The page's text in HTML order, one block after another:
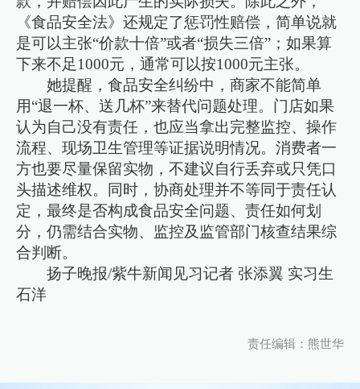
《食品安全法》还规定了惩罚性赔偿，简单说就
是可以主张“价款十倍”或者“损失三倍”；如果算
下来不足1000元，通常可以按1000元主张。
她提醒，食品安全纠纷中，商家不能简单
用“退一杯、送几杯”来替代问题处理。门店如果
认为自己没有责任，也应当拿出完整监控、操作
流程、现场卫生管理等证据说明情况。消费者一
方也要尽量保留实物，不建议自行丢弃或只凭口
头描述维权。同时，协商处理并不等同于责任认
定，最终是否构成食品安全问题、责任如何划
分，仍需结合实物、监控及监管部门核查结果综
合判断。
扬子晚报/紫牛新闻见习记者 张添翼 实习生
石洋
责任编辑：熊世华